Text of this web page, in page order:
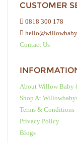
CUSTOMER
0818 300 178
Contact Us
About Willow Baby
Shop At
Terms & Conditions
Privacy Policy
Blogs